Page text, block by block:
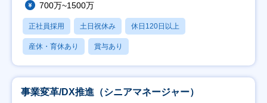
700万~1500万
正社員採用 土日祝休み 休日120日以上
産休・育休あり 賞与あり
事業変革/DX推進（シニアマネージャー）